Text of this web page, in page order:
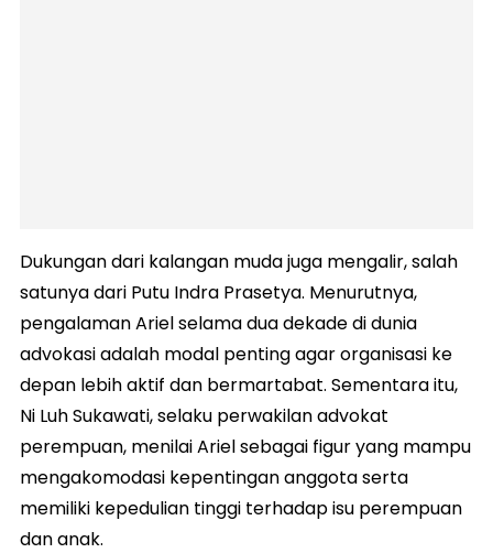
Dukungan dari kalangan muda juga mengalir, salah
satunya dari Putu Indra Prasetya. Menurutnya,
pengalaman Ariel selama dua dekade di dunia
advokasi adalah modal penting agar organisasi ke
depan lebih aktif dan bermartabat. Sementara itu,
Ni Luh Sukawati, selaku perwakilan advokat
perempuan, menilai Ariel sebagai figur yang mampu
mengakomodasi kepentingan anggota serta
memiliki kepedulian tinggi terhadap isu perempuan
dan anak.